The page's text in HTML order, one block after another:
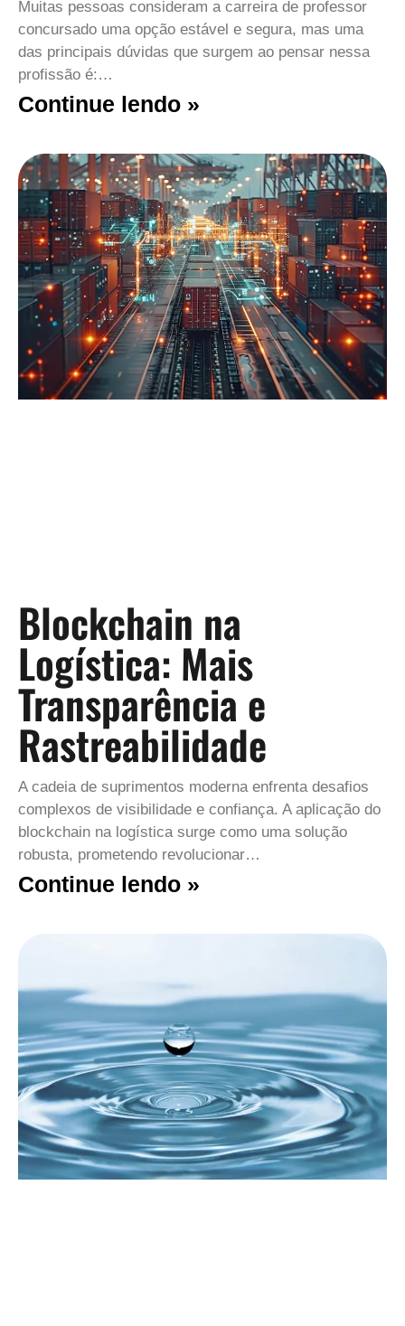
Muitas pessoas consideram a carreira de professor
concursado uma opção estável e segura, mas uma
das principais dúvidas que surgem ao pensar nessa
profissão é:…
Continue lendo »
Blockchain na
Logística: Mais
Transparência e
Rastreabilidade
A cadeia de suprimentos moderna enfrenta desafios
complexos de visibilidade e confiança. A aplicação do
blockchain na logística surge como uma solução
robusta, prometendo revolucionar…
Continue lendo »